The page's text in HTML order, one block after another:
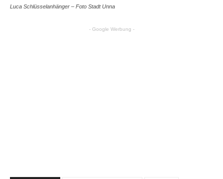
Luca Schlüsselanhänger – Foto Stadt Unna
- Google Werbung -